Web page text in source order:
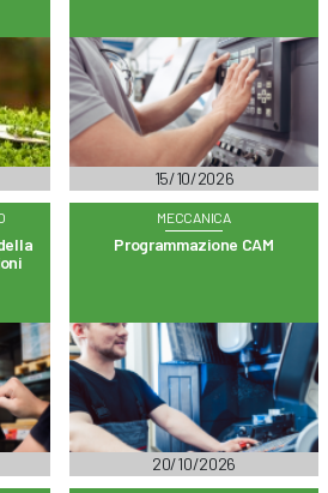
15/10/2026
MECCANICA
Programmazione CAM
20/10/2026